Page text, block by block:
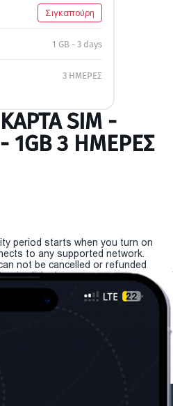
Σιγκαπούρη
1 GB - 3 days
3 ΗΜΕΡΕΣ
SIM -
- 1GB 3 ΗΜΕΡΕΣ
period starts when you turn on
to any supported network.
not be cancelled or refunded
is clicked.